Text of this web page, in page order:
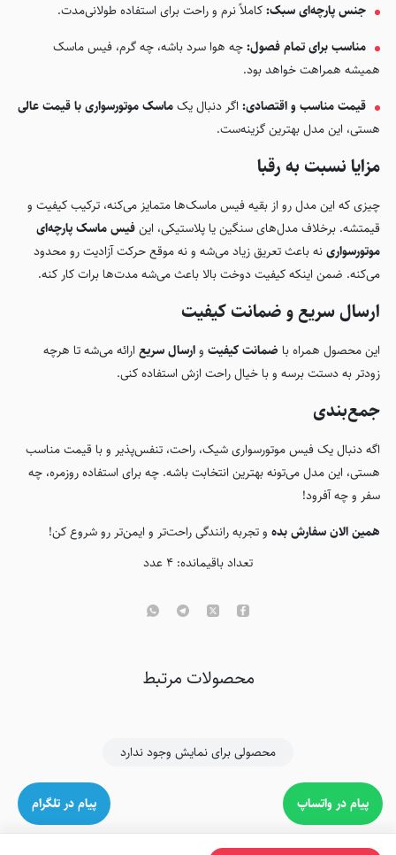
جنس پارچه‌ای سبک:کاملاً نرم و راحت برای استفاده طولانی‌مدت.
مناسب برای تمام فصول:چه هوا سرد باشه، چه گرم، فیس ماسک
همیشه همراهت خواهد بود.
قیمت مناسب و اقتصادی:اگر دنبال یکماسک موتورسواری با قیمت عالی
هستی، این مدل بهترین گزینه‌ست.
مزایا نسبت به رقبا
چیزی که این مدل رو از بقیه فیس ماسک‌ها متمایز می‌کنه، ترکیب کیفیت و
قیمتشه. برخلاف مدل‌های سنگین یا پلاستیکی، اینفیس ماسک پارچه‌ای
موتورسوارینه باعث تعریق زیاد می‌شه و نه موقع حرکت آزادیت رو محدود
می‌کنه. ضمن اینکه کیفیت دوخت بالا باعث می‌شه مدت‌ها برات کار کنه.
ارسال سریع و ضمانت کیفیت
این محصول همراه با ضمانت کیفیتوارسال سریعارائه می‌شه تا هرچه
زودتر به دستت برسه و با خیال راحت ازش استفاده کنی.
جمع‌بندی
اگه دنبال یک فیس موتورسواری شیک، راحت، تنفس‌پذیر و با قیمت مناسب
هستی، این مدل می‌تونه بهترین انتخابت باشه. چه برای استفاده روزمره، چه
سفر و چه آفرود!
همین الان سفارش بدهو تجربه رانندگی راحت‌تر و ایمن‌تر رو شروع کن!
تعداد باقیمانده: ۴ عدد
محصولات مرتبط
محصولی برای نمایش وجود ندارد
پیام در واتساپ پیام در تلگرام